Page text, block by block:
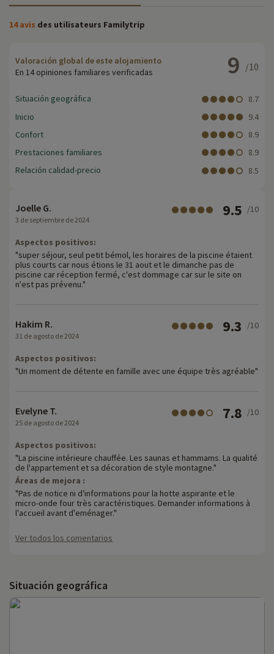
14 avis des utilisateurs Familytrip
Valoración global de este alojamiento
En 14 opiniones familiares verificadas
9 /10
Situación geográfica
8.7
Inicio
9.4
Confort
8.9
Prestaciones familiares
8.9
Relación calidad-precio
8.5
Joelle G.
3 de septiembre de 2024
9.5 /10
Aspectos positivos:
"super séjour, seul petit bémol, les horaires de la piscine étaient
plus courts car nous étions le 31 aout et le dimanche pas de
piscine car réception fermé, c'est dommage car sur le site on
n'est pas prévenu."
Hakim R.
31 de agosto de 2024
9.3 /10
Aspectos positivos:
"Un moment de détente en famille avec une équipe très agréable"
Evelyne T.
25 de agosto de 2024
7.8 /10
Aspectos positivos:
"La piscine intérieure chauffée. Les saunas et hammams. La qualité
de l'appartement et sa décoration de style montagne."
Áreas de mejora :
"Pas de notice ni d'informations pour la hotte aspirante et le
micro-onde four très caractéristiques. Demander informations à
l'accueil avant d'eménager."
Ver todos los comentarios
Situación geográfica